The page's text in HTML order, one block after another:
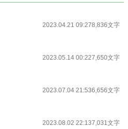
2023.04.21 09:278,836文字
2023.05.14 00:227,650文字
2023.07.04 21:536,656文字
2023.08.02 22:137,031文字